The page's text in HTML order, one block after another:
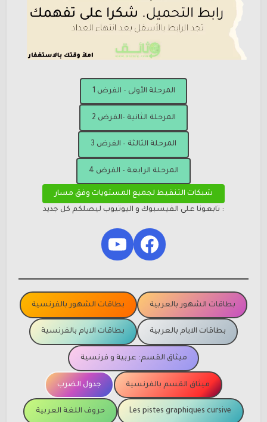
المرحلة الأولى – الفرض 1
المرحلة الثانية -الفرض 2
المرحلة الثالثة – الفرض 3
المرحلة الرابعة – الفرض 4
شبكات التنقيط لجميع المستويات وفق مسار
: تابعونا على الفيسبوك و اليوتيوب ليصلكم كل جديد
Facebook
YouTube
بطاقات الشهور بالعربية بطاقات الشهور بالفرنسية
بطاقات الايام بالعربية بطاقات الايام بالفرنسية
ميثاق القسم: عربية و فرنسية
ميثاق القسم بالفرنسية جدول الضرب
Les pistes graphiques cursive حروف اللغة العربية